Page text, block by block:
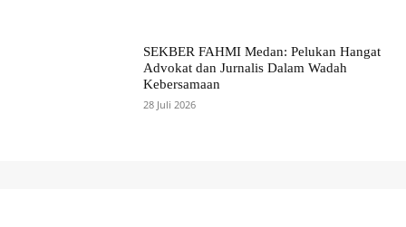
SEKBER FAHMI Medan: Pelukan Hangat
Advokat dan Jurnalis Dalam Wadah
Kebersamaan
28 Juli 2026